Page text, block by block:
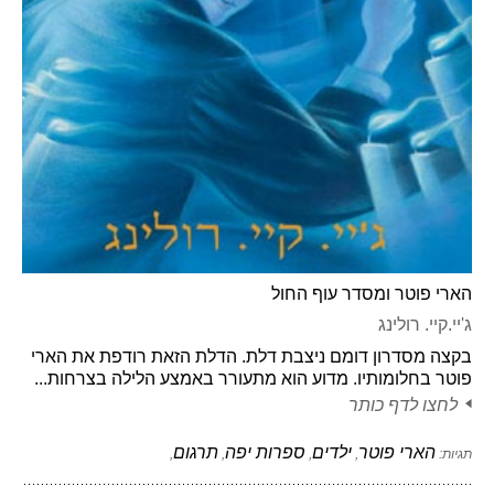
הארי פוטר ומסדר עוף החול
ג'יי.קיי. רולינג
בקצה מסדרון דומם ניצבת דלת. הדלת הזאת רודפת את הארי
פוטר בחלומותיו. מדוע הוא מתעורר באמצע הלילה בצרחות...
לחצו לדף כותר
תגיות: הארי פוטר, ילדים, ספרות יפה, תרגום,